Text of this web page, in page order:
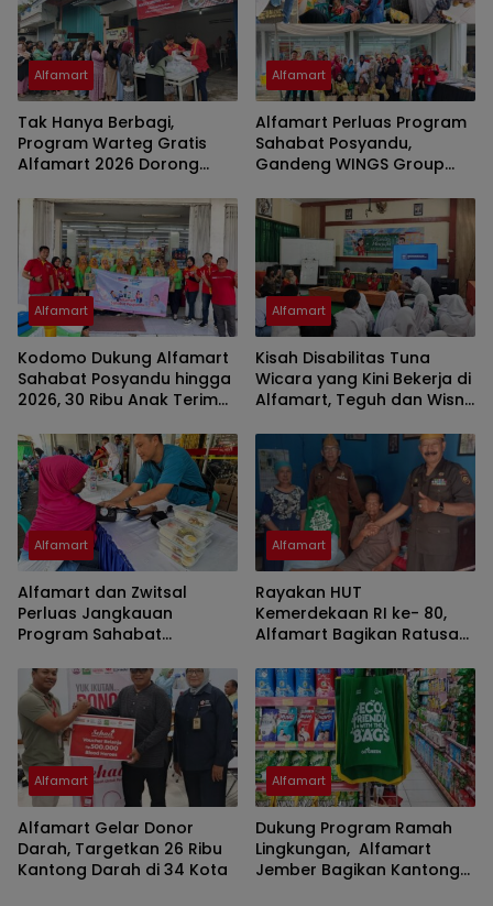
Alfamart
Tak Hanya Berbagi,
Program Warteg Gratis
Alfamart 2026 Dorong
UMKM
Alfamart
Alfamart Perluas Program
Sahabat Posyandu,
Gandeng WINGS Group
Balita
Alfamart
Kodomo Dukung Alfamart
Sahabat Posyandu hingga
2026, 30 Ribu Anak Terima
Alfamart
Kisah Disabilitas Tuna
Wicara yang Kini Bekerja di
Alfamart, Teguh dan Wisnu
Penuh Semangat
Alfamart
Alfamart dan Zwitsal
Perluas Jangkauan
Program Sahabat
Sepanjang September
2025
Alfamart
Rayakan HUT
Kemerdekaan RI ke- 80,
Alfamart Bagikan Ratusan
LVRI di 10 Kota
Alfamart
Alfamart Gelar Donor
Darah, Targetkan 26 Ribu
Kantong Darah di 34 Kota
Alfamart
Dukung Program Ramah
Lingkungan, Alfamart
Jember Bagikan Kantong